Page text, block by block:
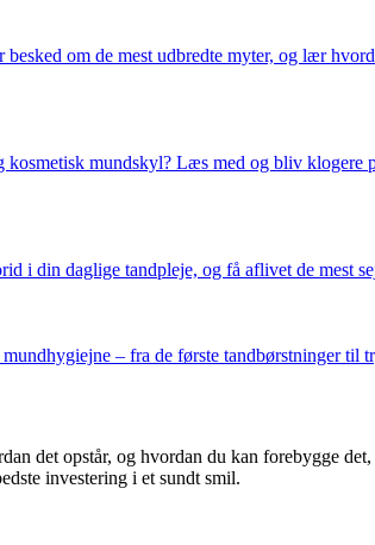
om de mest udbredte myter, og lær
mundskyl? Læs med og bliv
i din daglige tandpleje, og få aflivet de mest
– fra de første tandbørstninger til
det opstår, og hvordan du kan forebygge
investering i et sundt smil.